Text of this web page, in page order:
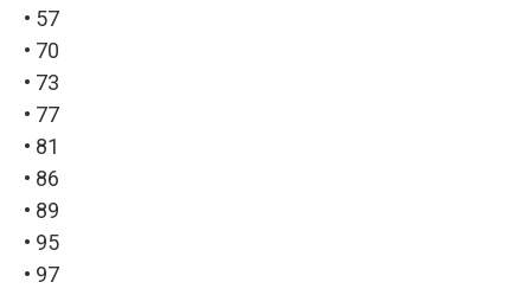
• 57
• 70
• 73
• 77
• 81
• 86
• 89
• 95
• 97